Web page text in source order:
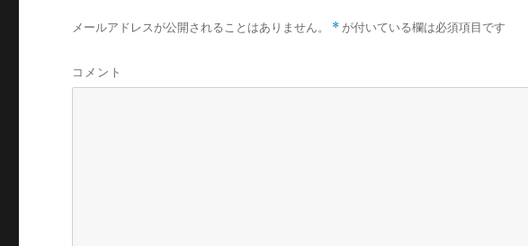
メールアドレスが公開されることはありません。 * が付いている欄は必須項目です
コメント